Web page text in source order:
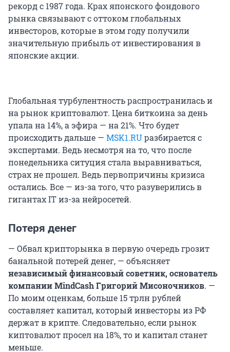
рекорд с 1987 года. Крах японского фондового
рынка связывают с оттоком глобальных
инвесторов, которые в этом году получили
значительную прибыль от инвестирования в
японские акции.
Глобальная турбулентность распространилась и
на рынок криптовалют. Цена биткоина за день
упала на 14%, а эфира — на 21%. Что будет
происходить дальше — MSK1.RUразбирается с
экспертами. Ведь несмотря на то, что после
понедельника ситуция стала выравниваться,
страх не прошел. Ведь первопричины кризиса
остались. Все — из-за того, что разуверились в
гигантах IT из-за нейросетей.
Потеря денег
— Обвал крипторынка в первую очередь грозит
банальной потерей денег, — объясняет
независимый финансовый советник, основатель
компании MindCash Григорий Мисоночников. —
По моим оценкам, больше 15 трлн рублей
составляет капитал, который инвесторы из РФ
держат в крипте. Следовательно, если рынок
киптовалют просел на 18%, то и капитал станет
меньше.